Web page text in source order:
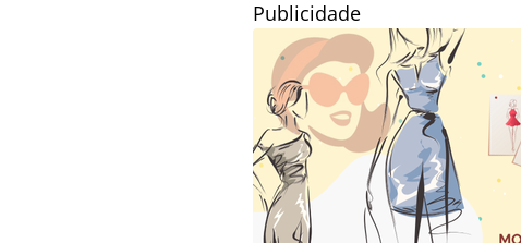
Publicidade